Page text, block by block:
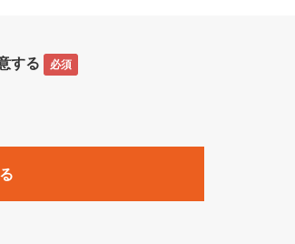
や内容が変更された場合、変更後のサービスを含
トやキャンペーンをいいます。
」「ECzine」「Biz/Zine」「HRzine」
する 必須